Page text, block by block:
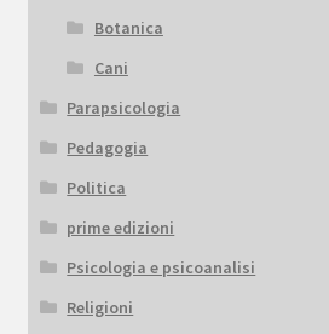
Botanica
Cani
Parapsicologia
Pedagogia
Politica
prime edizioni
Psicologia e psicoanalisi
Religioni